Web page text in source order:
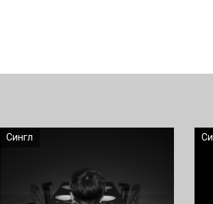
Сингл